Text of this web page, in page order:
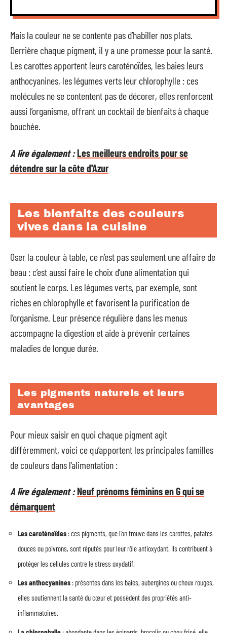
Mais la couleur ne se contente pas d’habiller nos plats.
Derrière chaque pigment, il y a une promesse pour la santé.
Les carottes apportent leurs caroténoïdes, les baies leurs
anthocyanines, les légumes verts leur chlorophylle : ces
molécules ne se contentent pas de décorer, elles renforcent
aussi l’organisme, offrant un cocktail de bienfaits à chaque
bouchée.
A lire également :Les meilleurs endroits pour se
détendre sur la côte d'Azur
Les bienfaits des couleurs
vives dans la cuisine
Oser la couleur à table, ce n’est pas seulement une affaire de
beau : c’est aussi faire le choix d’une alimentation qui
soutient le corps. Les légumes verts, par exemple, sont
riches en chlorophylle et favorisent la purification de
l’organisme. Leur présence régulière dans les menus
accompagne la digestion et aide à prévenir certaines
maladies de longue durée.
Les pigments naturels et leurs
avantages
Pour mieux saisir en quoi chaque pigment agit
différemment, voici ce qu’apportent les principales familles
de couleurs dans l’alimentation :
A lire également :Neuf prénoms féminins en G qui se
démarquent
Les caroténoïdes : ces pigments, que l’on trouve dans les carottes, patates
douces ou poivrons, sont réputés pour leur rôle antioxydant. Ils contribuent à
protéger les cellules contre le stress oxydatif.
Les anthocyanines : présentes dans les baies, aubergines ou choux rouges,
elles soutiennent la santé du cœur et possèdent des propriétés anti-
inflammatoires.